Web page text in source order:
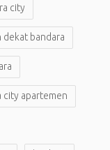
city
dekat bandara
city apartemen